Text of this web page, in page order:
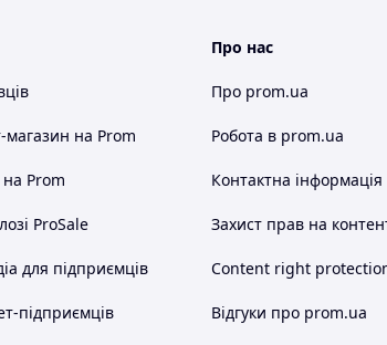
магазин на Prom
Prom
ProSale
для підприємців
підприємців
Про нас
Про prom.ua
Робота в prom.ua
Контактна інформація
Захист прав на
Content right
Відгуки про prom.ua